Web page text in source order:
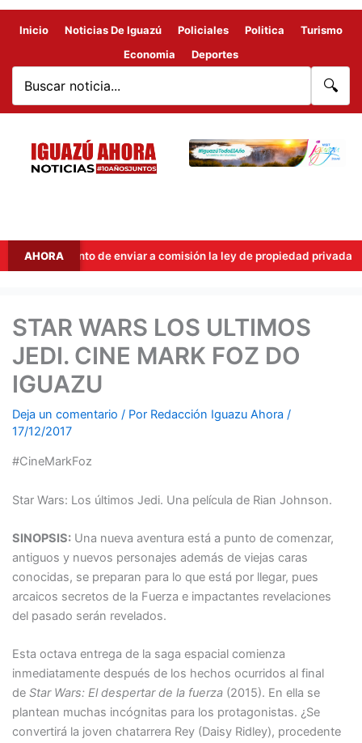
Inicio Noticias De Iguazú Policiales Politica
Turismo
Economia
Deportes
🔍
AHORA
intento de enviar a comisión la ley de propiedad privada
STAR WARS LOS ULTIMOS
JEDI. CINE MARK FOZ DO
IGUAZU
Deja un comentario / Por Redacción Iguazu Ahora /
17/12/2017
#CineMarkFoz
Star Wars: Los últimos Jedi. Una película de Rian Johnson.
SINOPSIS:Una nueva aventura está a punto de comenzar,
antiguos y nuevos personajes además de viejas caras
conocidas, se preparan para lo que está por llegar, pues
arcaicos secretos de la Fuerza e impactantes revelaciones
del pasado serán revelados.
Esta octava entrega de la saga espacial comienza
inmediatamente después de los hechos ocurridos al final
de Star Wars: El despertar de la fuerza(2015). En ella se
plantean muchas incógnitas para los protagonistas. ¿Se
convertirá la joven chatarrera Rey (Daisy Ridley), procedente